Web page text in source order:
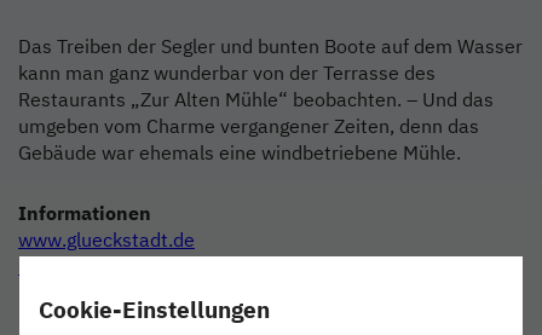
Das Treiben der Segler und bunten Boote auf dem Wasser
kann man ganz wunderbar von der Terrasse des
Restaurants „Zur Alten Mühle“ beobachten. – Und das
umgeben vom Charme vergangener Zeiten, denn das
Gebäude war ehemals eine windbetriebene Mühle.
Informationen
www.glueckstadt.de
Cookie-Einstellungen